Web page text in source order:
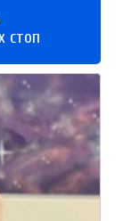
стоп